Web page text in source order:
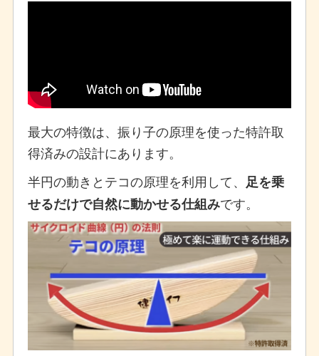
最大の特徴は、振り子の原理を使った特許取
得済みの設計にあります。
半円の動きとテコの原理を利用して、 足を乗
せるだけで自然に動かせる仕組みです。